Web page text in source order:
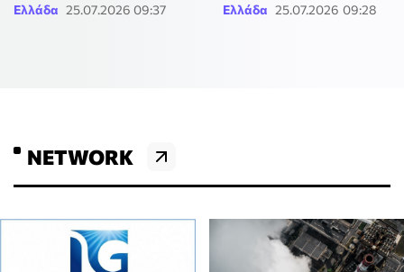
Ελλάδα 25.07.2026 09:37 Ελλάδα 25.07.2026 09:28
NETWORK